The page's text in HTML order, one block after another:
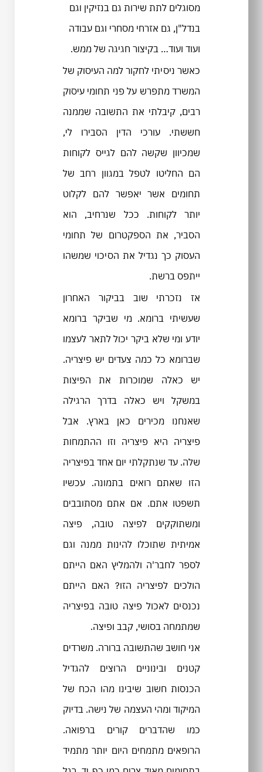
מסוגלים לתת שירות גם בנזיקין וגם
בנדל"ן, גם אזרחי מסחרי וגם עבודה
ועוד ועוד… בקיצור חגיגה של ממש.
כאשר ניסיתי לחקור למה העיסוק של
המשרד מתפרש על פני תחומי עיסוק
רבים, קיבלתי את התשובה שממנה
חששתי. עורכי הדין הסבירו לי,
שמכיוון שקשה להם לגייס לקוחות
הם החליטו לטפל במגוון רחב של
תחומים אשר יאפשר להם לקלוט
יותר לקוחות. ככל שנרחיב, הוא
הסביר, את הספקטרום של תחומי
העסוק כך נגדיל את הסיכוי שמשהו
ייתפס ברשת.
אז נזכרתי שוב בביקור האחרון
שעשיתי ברומא. מי שביקר ברומא
יודע ומי שלא ביקר יכול לתאר לעצמו
שברומא כל כמה צעדים יש פיצריה.
יש כאלה שמוכרות את הפיצות
במשקל ויש כאלה בדרך הרגילה
שאנחנו מכירים כאן בארץ. אבל
פיצריה היא פיצריה וזו ההתמחות
שלה. עד שנתקלתי יום אחד בפיצריה
הזו שאתם רואים בתמונה. עכשיו
תשפטו אתם. אם אתם מסתובבים
ומשתוקקים לפיצה טובה, פיצה
אמיתית שתוכלו להינות ממנה וגם
לספר לחבר'ה ולהמליץ האם הייתם
הולכים לפיצריה הזו? האם הייתם
נכנסים לאכול פיצה טובה בפיצריה
שמתמחה בסושי, קבב ופיצה.
אני חושב שהתשובה ברורה. משרדים
קטנים ובינוניים הרוצים להגדיל
הכנסות חשוב שיבינו מהו הכח של
המיקוד ומהי העצמה של נישה. בדיוק
כמו שהדברים קורים ברפואה.
הרופאים מתמחים היום יותר מתמיד